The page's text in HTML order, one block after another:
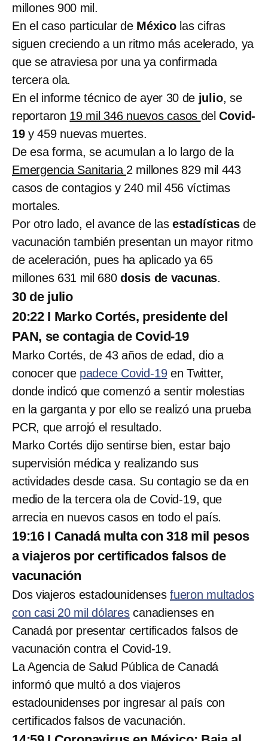
millones 900 mil.
En el caso particular de Méxicolas cifras
siguen creciendo a un ritmo más acelerado, ya
que se atraviesa por una ya confirmada
tercera ola.
En el informe técnico de ayer 30 de julio, se
reportaron 19 mil 346 nuevos casos delCovid-
19y 459 nuevas muertes.
De esa forma, se acumulan a lo largo de la
Emergencia Sanitaria 2 millones 829 mil 443
casos de contagios y 240 mil 456 víctimas
mortales.
Por otro lado, el avance de las estadísticasde
vacunación también presentan un mayor ritmo
de aceleración, pues ha aplicado ya 65
millones 631 mil 680dosis de vacunas.
30 de julio
20:22 I Marko Cortés, presidente del
PAN, se contagia de Covid-19
Marko Cortés, de 43 años de edad, dio a
conocer que padece Covid-19en Twitter,
donde indicó que comenzó a sentir molestias
en la garganta y por ello se realizó una prueba
PCR, que arrojó el resultado.
Marko Cortés dijo sentirse bien, estar bajo
supervisión médica y realizando sus
actividades desde casa. Su contagio se da en
medio de la tercera ola de Covid-19, que
arrecia en nuevos casos en todo el país.
19:16 I Canadá multa con 318 mil pesos
a viajeros por certificados falsos de
vacunación
Dos viajeros estadounidensesfueron multados
con casi 20 mil dólarescanadienses en
Canadá por presentar certificados falsos de
vacunación contra el Covid-19.
La Agencia de Salud Pública de Canadá
informó que multó a dos viajeros
estadounidenses por ingresar al país con
certificados falsos de vacunación.